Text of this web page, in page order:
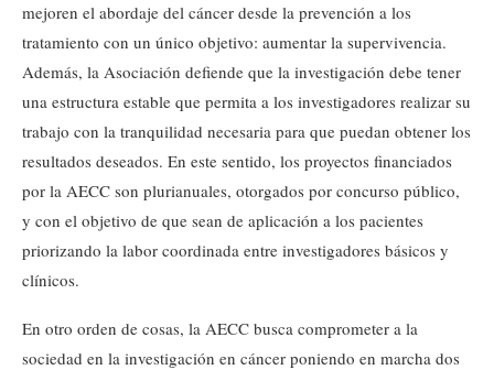
mejoren el abordaje del cáncer desde la prevención a los
tratamiento con un único objetivo: aumentar la supervivencia.
Además, la Asociación defiende que la investigación debe tener
una estructura estable que permita a los investigadores realizar su
trabajo con la tranquilidad necesaria para que puedan obtener los
resultados deseados. En este sentido, los proyectos financiados
por la AECC son plurianuales, otorgados por concurso público,
y con el objetivo de que sean de aplicación a los pacientes
priorizando la labor coordinada entre investigadores básicos y
clínicos.
En otro orden de cosas, la AECC busca comprometer a la
sociedad en la investigación en cáncer poniendo en marcha dos